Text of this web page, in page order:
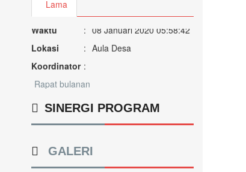
Lama
Waktu
: 08 Januari 2020 05:58:42
Lokasi
: Aula Desa
Koordinator
:
Rapat bulanan
Waktu
:
Lokasi
: Ruang rapat
Koordinator :
SINERGI PROGRAM
GALERI